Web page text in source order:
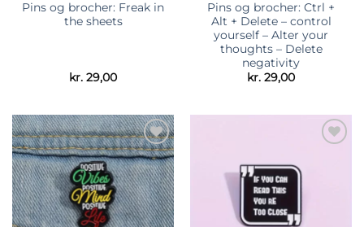
Pins og brocher: Freak in
the sheets
kr. 29,00
Pins og brocher: Ctrl +
Alt + Delete – control
yourself – Alter your
thoughts – Delete
negativity
kr. 29,00
Tilføj til
ønskeliste
ønskeliste